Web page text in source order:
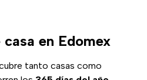
en Edomex
tanto casas como